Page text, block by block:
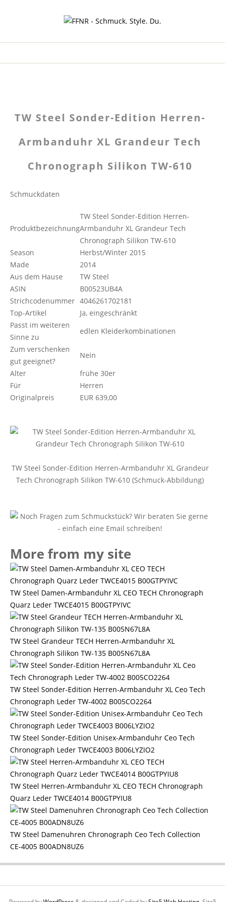
TW Steel Sonder-Edition Herren-
Armbanduhr XL Grandeur Tech
Chronograph Silikon TW-610
Schmuckdaten
Produktbezeichnung
TW Steel Sonder-Edition Herren-
Armbanduhr XL Grandeur Tech
Chronograph Silikon TW-610
Season
Herbst/Winter 2015
Made
2014
Aus dem Hause
TW Steel
ASIN
B00523UB4A
Strichcodenummer 4046261702181
Top-Artikel
Ja, eingeschränkt
Passt im weiteren
Sinne zu
edlen Kleiderkombinationen
Zum verschenken
gut geeignet?
Nein
Alter
frühe 30er
Für
Herren
Originalpreis
EUR 639,00
TW Steel Sonder-Edition Herren-Armbanduhr XL Grandeur
Tech Chronograph Silikon TW-610 (Schmuck-Abbildung)
More from my site
TW Steel Damen-Armbanduhr XL CEO TECH Chronograph
Quarz Leder TWCE4015 B00GTPYIVC
TW Steel Grandeur TECH Herren-Armbanduhr XL
Chronograph Silikon TW-135 B005N67L8A
TW Steel Sonder-Edition Herren-Armbanduhr XL Ceo Tech
Chronograph Leder TW-4002 B005CO2264
TW Steel Sonder-Edition Unisex-Armbanduhr Ceo Tech
Chronograph Leder TWCE4003 B006LYZIO2
TW Steel Herren-Armbanduhr XL CEO TECH Chronograph
Quarz Leder TWCE4014 B00GTPYIU8
TW Steel Damenuhren Chronograph Ceo Tech Collection
CE-4005 B00ADN8UZ6